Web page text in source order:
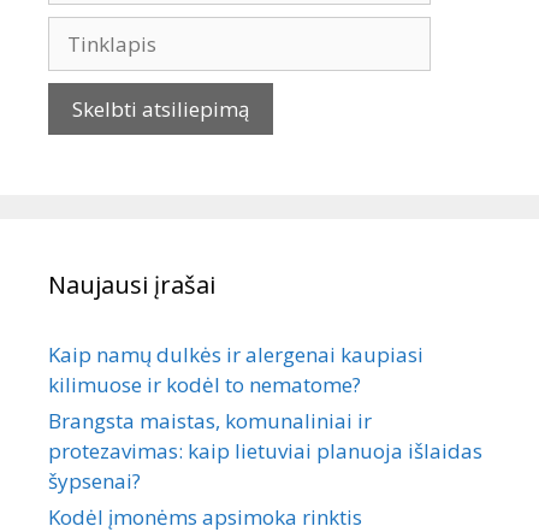
Naujausi įrašai
Kaip namų dulkės ir alergenai kaupiasi
kilimuose ir kodėl to nematome?
Brangsta maistas, komunaliniai ir
protezavimas: kaip lietuviai planuoja išlaidas
šypsenai?
Kodėl įmonėms apsimoka rinktis